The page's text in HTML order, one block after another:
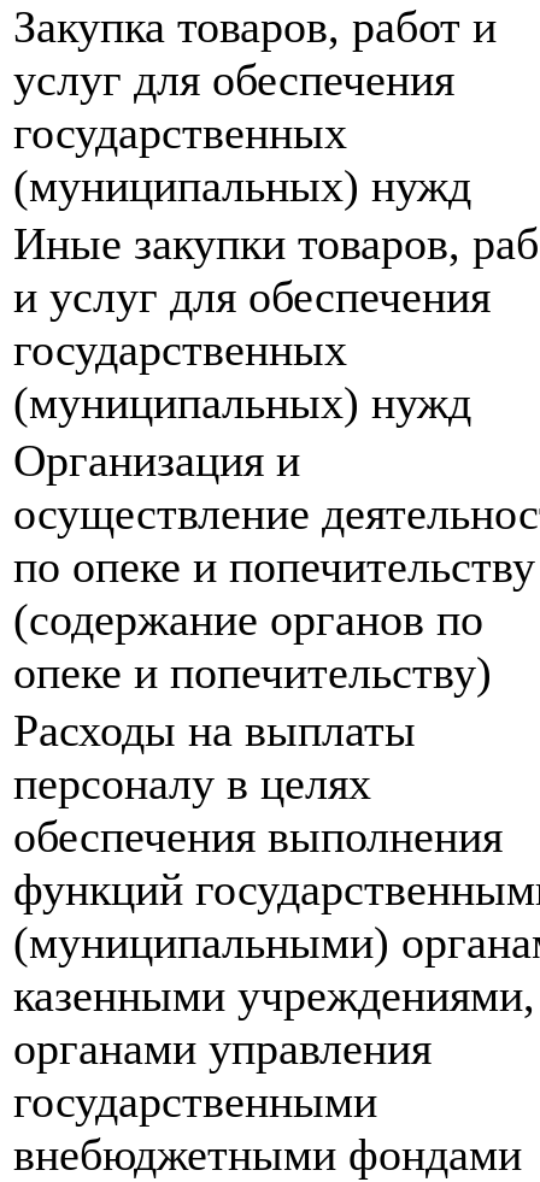
Закупка товаров, работ и
услуг для обеспечения
государственных
(муниципальных) нужд
Иные закупки товаров,
и услуг для обеспечения
государственных
(муниципальных) нужд
Организация и
осуществление
по опеке и попечительству
(содержание органов по
опеке и попечительству)
Расходы на выплаты
персоналу в целях
обеспечения выполнения
функций
(муниципальными)
казенными учреждениями,
органами управления
государственными
внебюджетными фондами